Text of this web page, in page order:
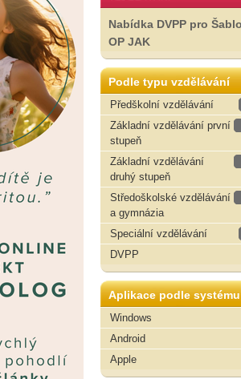
Nabídka DVPP pro
OP JAK
Podle typu vzdělávání
Předškolní vzdělávání
Základní vzdělávání první
stupeň
Základní vzdělávání
druhý stupeň
Středoškolské vzdělávání
a gymnázia
Speciální vzdělávání
DVPP
Aplikace podle systému
Windows
Android
Apple